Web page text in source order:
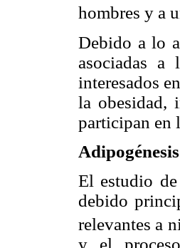
hombres y a
Debido a lo
asociadas a
interesados
la obesidad,
participan en
Adipogénesis
El estudio
debido
relevantes a